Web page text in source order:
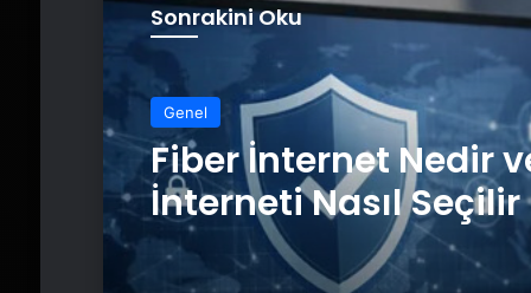
Sonrakini Oku
Genel
Fiber İnternet Nedir
İnterneti Nasıl Seçilir